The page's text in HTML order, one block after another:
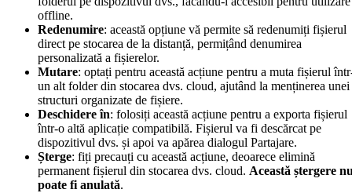
offline.
Redenumire: această opțiune vă permite să redenumiți fișierul
direct pe stocarea de la distanță, permițând denumirea
personalizată a fișierelor.
Mutare: optați pentru această acțiune pentru a muta fișierul
un alt folder din stocarea dvs. cloud, ajutând la menținerea unei
structuri organizate de fișiere.
Deschidere în: folosiți această acțiune pentru a exporta fișierul
într-o altă aplicație compatibilă. Fișierul va fi descărcat pe
dispozitivul dvs. și apoi va apărea dialogul Partajare.
Șterge: fiți precauți cu această acțiune, deoarece elimină
permanent fișierul din stocarea dvs. cloud. Această ștergere
poate fi anulată.